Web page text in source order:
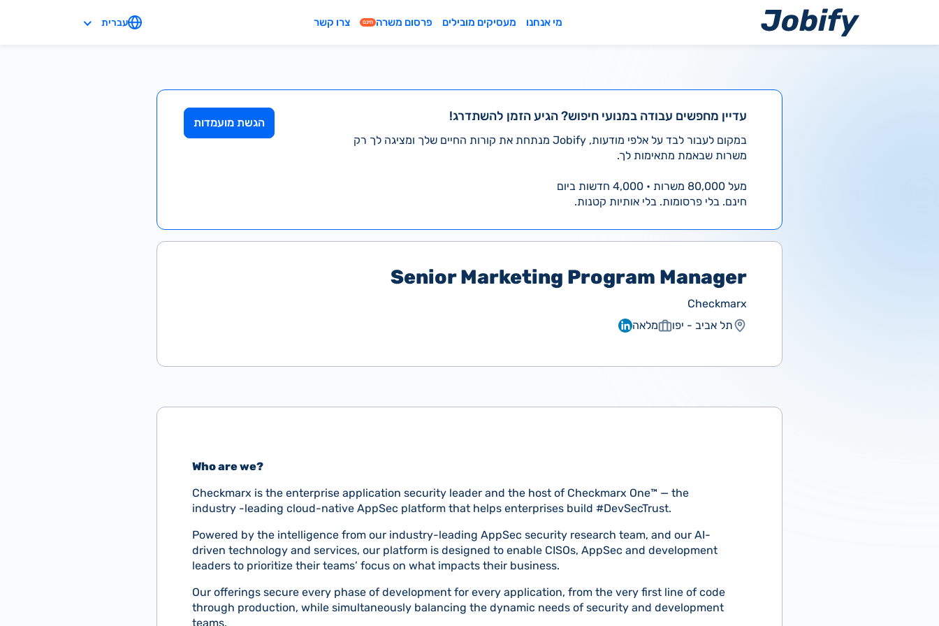
מי אנחנו מעסיקים מובילים פרסום משרה חינם צרו קשר עברית
עדיין מחפשים עבודה במנועי חיפוש? הגיע הזמן להשתדרג!
במקום לעבור לבד על אלפי מודעות, Jobify מנתחת את קורות החיים שלך ומציגה לך רק
משרות שבאמת מתאימות לך.
מעל 80,000 משרות • 4,000 חדשות ביום
חינם. בלי פרסומות. בלי אותיות קטנות.
הגשת מועמדות
Senior Marketing Program Manager
Checkmarx
תל אביב - יפו
מלאה
Who are we?
Checkmarx is the enterprise application security leader and the host of Checkmarx One™ — the
industry -leading cloud-native AppSec platform that helps enterprises build #DevSecTrust.
Powered by the intelligence from our industry-leading AppSec security research team, and our AI-
driven technology and services, our platform is designed to enable CISOs, AppSec and development
leaders to prioritize their teams’ focus on what impacts their business.
Our offerings secure every phase of development for every application, from the very first line of code
through production, while simultaneously balancing the dynamic needs of security and development
teams.